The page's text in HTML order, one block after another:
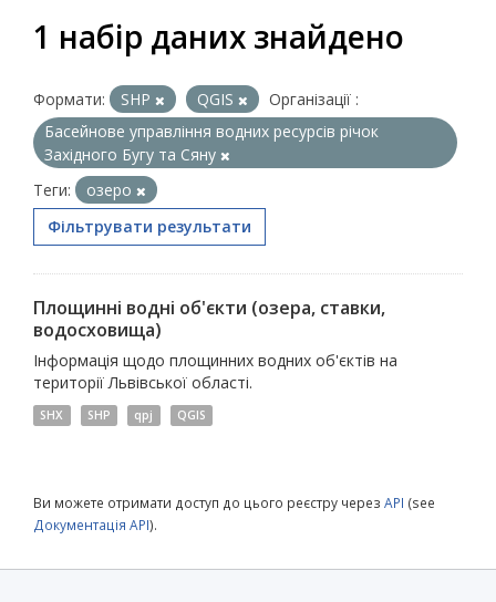
1 набір даних знайдено
Формати: SHP QGIS
Організації :
Басейнове управління водних ресурсів річок
Західного Бугу та Сяну
Теги:
озеро
Фільтрувати результати
Площинні водні об'єкти (озера, ставки,
водосховища)
Інформація щодо площинних водних об'єктів на
території Львівської області.
SHX SHP qpj QGIS
Ви можете отримати доступ до цього реєстру через API (see
Документація API).